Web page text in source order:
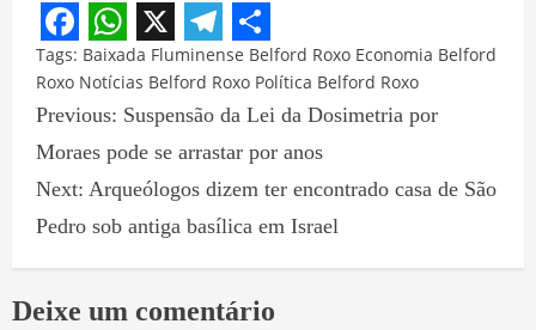
Facebook
WhatsApp
X Telegram
Share
Tags: Baixada Fluminense Belford Roxo Economia Belford
Roxo Notícias Belford Roxo Política Belford Roxo
Previous: Suspensão da Lei da Dosimetria por
Moraes pode se arrastar por anos
Next: Arqueólogos dizem ter encontrado casa de São
Pedro sob antiga basílica em Israel
Deixe um comentário